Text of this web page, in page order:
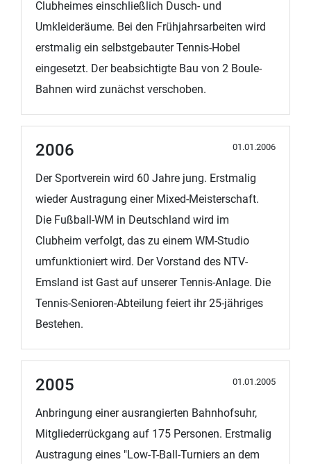
Clubheimes einschließlich Dusch- und
Umkleideräume. Bei den Frühjahrsarbeiten wird
erstmalig ein selbstgebauter Tennis-Hobel
eingesetzt. Der beabsichtigte Bau von 2 Boule-
Bahnen wird zunächst verschoben.
01.01.2006
2006
Der Sportverein wird 60 Jahre jung. Erstmalig
wieder Austragung einer Mixed-Meisterschaft.
Die Fußball-WM in Deutschland wird im
Clubheim verfolgt, das zu einem WM-Studio
umfunktioniert wird. Der Vorstand des NTV-
Emsland ist Gast auf unserer Tennis-Anlage. Die
Tennis-Senioren-Abteilung feiert ihr 25-jähriges
Bestehen.
01.01.2005
2005
Anbringung einer ausrangierten Bahnhofsuhr,
Mitgliederrückgang auf 175 Personen. Erstmalig
Austragung eines "Low-T-Ball-Turniers an dem